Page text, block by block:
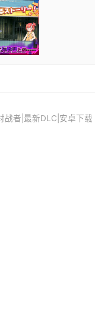
者|最新DLC|安卓下载